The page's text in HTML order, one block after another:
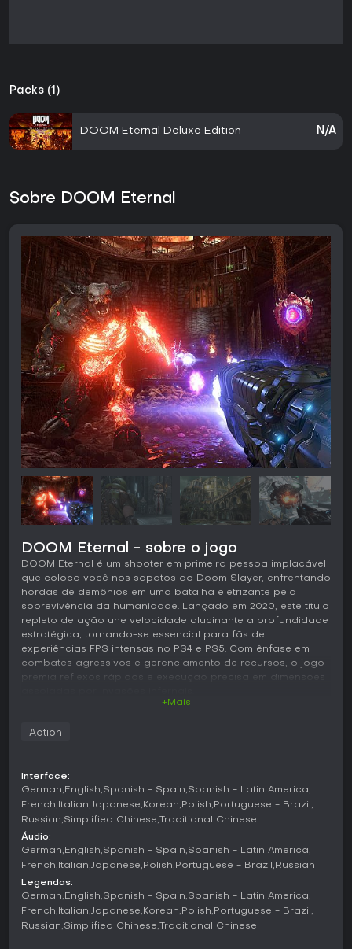
Packs (1)
DOOM Eternal Deluxe Edition N/A
Sobre DOOM Eternal
DOOM Eternal - sobre o jogo
DOOM Eternal é um shooter em primeira pessoa implacável
que coloca você nos sapatos do Doom Slayer, enfrentando
hordas de demônios em uma batalha eletrizante pela
sobrevivência da humanidade. Lançado em 2020, este título
repleto de ação une velocidade alucinante a profundidade
estratégica, tornando-se essencial para fãs de
experiências FPS intensas no PS4 e PS5. Com ênfase em
combates agressivos e gerenciamento de recursos, o jogo
premia reflexos rápidos e execução precisa em dimensões
Combat Shotgun, Super Shotgun com Meat Hook para
grapples, Heavy Cannon, Rocket Launcher, Plasma Rifle,
Chaingun, Ballista e o icônico BFG 9000. Opções de corpo
a corpo trazem a motosserra para drops de munição, a
Doomblade retrátil para glory kills que restauram vida, e
ferramentas como o Flame Belch no ombro para incendiar
inimigos e coletar armadura. A mecânica de movimento
eleva a agilidade com dashes, escaladas em paredes e
balanços em barras horizontais, permitindo navegar por
níveis complexos enquanto desmantela demônios. O
sistema de demônios destrutíveis permite mirar em partes
+Mais
Action
Interface:
German English Spanish - Spain Spanish - Latin America
French Italian Japanese Korean Polish Portuguese - Brazil
Russian Simplified Chinese
Traditional Chinese
Áudio:
German English Spanish - Spain Spanish - Latin America
French Italian Japanese Polish Portuguese - Brazil
Russian
Legendas:
German English Spanish - Spain Spanish - Latin America
French Italian Japanese Korean Polish Portuguese - Brazil
Russian Simplified Chinese Traditional Chinese